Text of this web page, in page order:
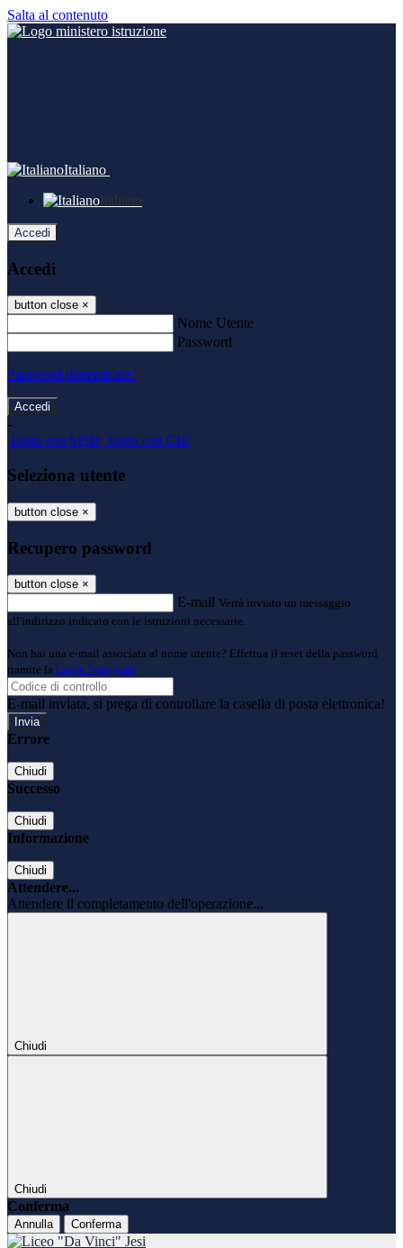
Salta al contenuto
Italiano
Italiano
Accedi
Accedi
button close ×
Nome Utente
Password
Password dimenticata?
-
Entra con SPID Entra con CIE
Seleziona utente
button close ×
Recupero password
button close ×
E-mail Verrà inviato un messaggio
all'indirizzo indicato con le istruzioni necessarie.
Non hai una e-mail associata al nome utente? Effettua il reset della password
tramite la Login Spaggiari
E-mail inviata, si prega di controllare la casella di posta elettronica!
Errore
Chiudi
Successo
Chiudi
Informazione
Chiudi
Attendere...
Attendere il completamento dell'operazione...
Chiudi
Chiudi
Conferma
Annulla Conferma